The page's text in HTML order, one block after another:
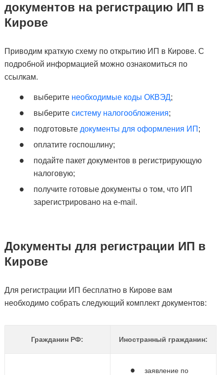
документов на регистрацию ИП в
Кирове
Приводим краткую схему по открытию ИП в Кирове. С
подробной информацией можно ознакомиться по
ссылкам.
выберите необходимые коды ОКВЭД;
выберите систему налогообложения;
подготовьте документы для оформления ИП ;
оплатите госпошлину;
подайте пакет документов в регистрирующую
налоговую;
получите готовые документы о том, что ИП
зарегистрировано на e-mail.
Документы для регистрации ИП в
Кирове
Для регистрации ИП бесплатно в Кирове вам
необходимо собрать следующий комплект документов:
Гражданин РФ: Иностранный гражданин:
заявление по